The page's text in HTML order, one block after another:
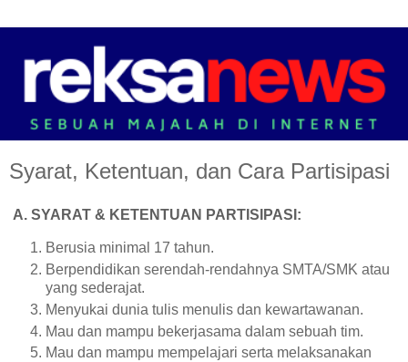
Syarat, Ketentuan, dan Cara Partisipasi
A. SYARAT & KETENTUAN PARTISIPASI:
Berusia minimal 17 tahun.
Berpendidikan serendah-rendahnya SMTA/SMK atau
yang sederajat.
Menyukai dunia tulis menulis dan kewartawanan.
Mau dan mampu bekerjasama dalam sebuah tim.
Mau dan mampu mempelajari serta melaksanakan